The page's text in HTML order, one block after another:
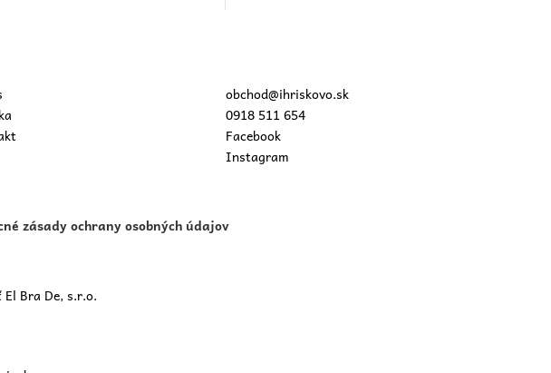
obchod@ihriskovo.sk
0918 511 654
Facebook
Instagram
zásady ochrany osobných údajov
Bra De, s.r.o.